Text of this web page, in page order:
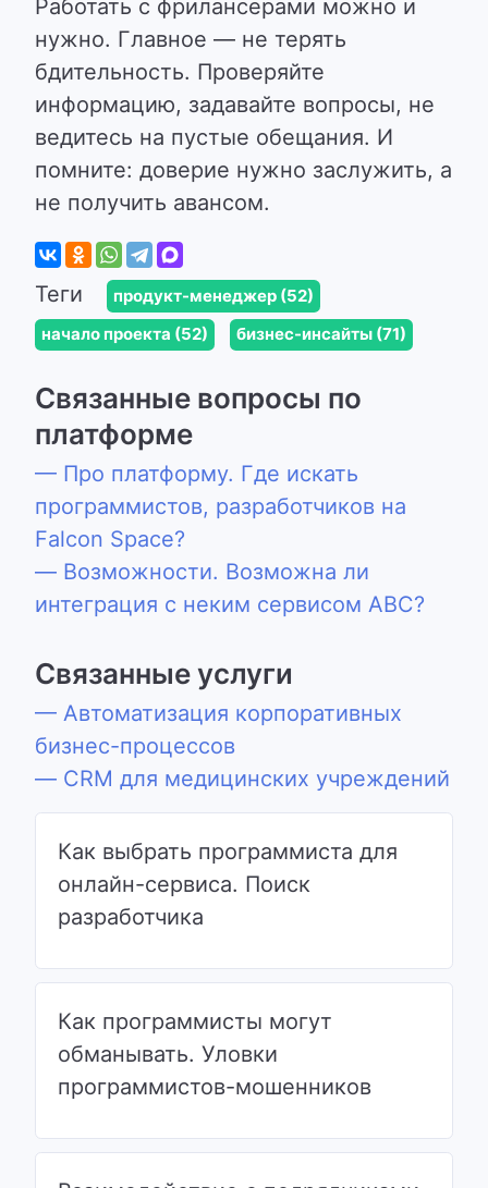
Работать с фрилансерами можно и
нужно. Главное — не терять
бдительность. Проверяйте
информацию, задавайте вопросы, не
ведитесь на пустые обещания. И
помните: доверие нужно заслужить, а
не получить авансом.
Теги
продукт-менеджер (52)
начало проекта (52)
бизнес-инсайты (71)
Связанные вопросы по
платформе
— Про платформу. Где искать
программистов, разработчиков на
Falcon Space?
— Возможности. Возможна ли
интеграция с неким сервисом ABC?
Связанные услуги
— Автоматизация корпоративных
бизнес-процессов
— CRM для медицинских учреждений
Как выбрать программиста для
онлайн-сервиса. Поиск
разработчика
Как программисты могут
обманывать. Уловки
программистов-мошенников